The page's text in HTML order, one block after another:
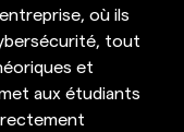
où ils
tout
et
aux étudiants